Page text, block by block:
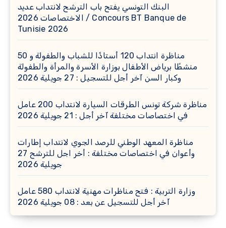
البنك التونسي يفتح باب الترشح لانتداب عديد
الاختصاصات 2026 / Concours BT Banque de
Tunisie 2026
مناظرة انتداب 120 أستاذًا للشباب والطفولة و 50
منشطًا برياض الأطفال بوزارة الأسرة والمرأة والطفولة
وكبار السن آخر أجل للتسجيل : 27 جويلية 2026
مناظرة شركة تونس الطرقات السيارة لانتداب 200 عامل
في اختصاصات مختلفة آخر أجل : 21 جويلية 2026
مناظرة المعهد الوطني للرصد الجوي لانتداب إطارات
وأعوان في اختصاصات مختلفة : أخر اجل للترشح 27
جويلية 2026
وزارة التربية : فتح مناظرات مهنية لانتداب 580 عامل
آخر أجل للتسجيل عن بعد : 08 جويلية 2026